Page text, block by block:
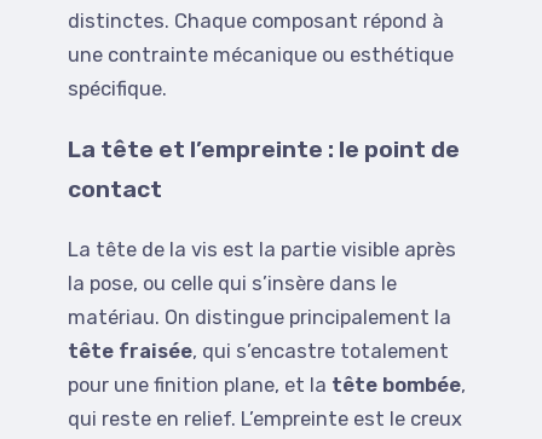
distinctes. Chaque composant répond à
une contrainte mécanique ou esthétique
spécifique.
La tête et l’empreinte : le point de
contact
La tête de la vis est la partie visible après
la pose, ou celle qui s’insère dans le
matériau. On distingue principalement la
tête fraisée, qui s’encastre totalement
pour une finition plane, et la tête bombée,
qui reste en relief. L’empreinte est le creux